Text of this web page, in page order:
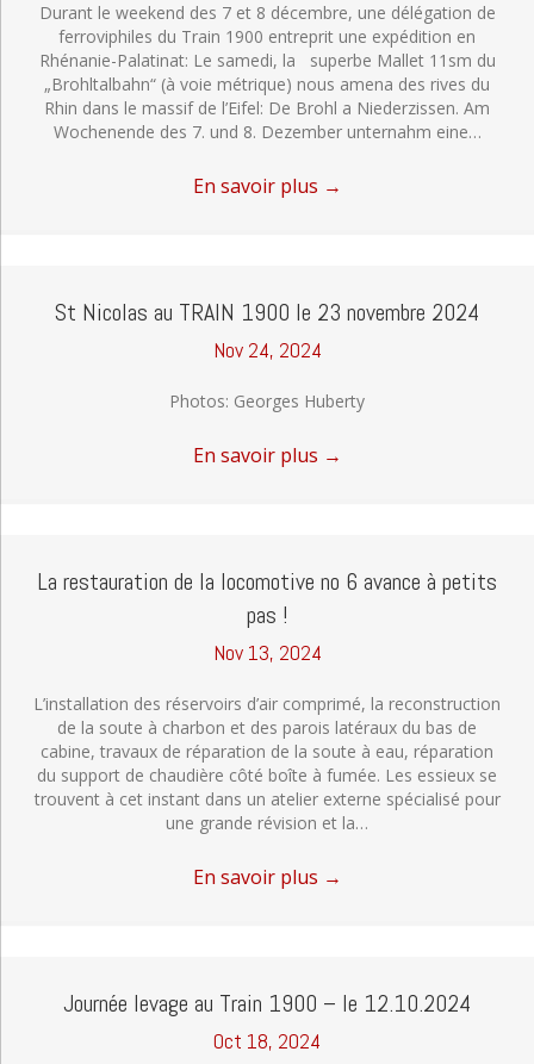
Durant le weekend des 7 et 8 décembre, une délégation de
ferroviphiles du Train 1900 entreprit une expédition en
Rhénanie-Palatinat: Le samedi, la superbe Mallet 11sm du
„Brohltalbahn“ (à voie métrique) nous amena des rives du
Rhin dans le massif de l’Eifel: De Brohl a Niederzissen. Am
Wochenende des 7. und 8. Dezember unternahm eine…
En savoir plus →
St Nicolas au TRAIN 1900 le 23 novembre 2024
Nov 24, 2024
Photos: Georges Huberty
En savoir plus →
La restauration de la locomotive no 6 avance à petits
pas !
Nov 13, 2024
L’installation des réservoirs d’air comprimé, la reconstruction
de la soute à charbon et des parois latéraux du bas de
cabine, travaux de réparation de la soute à eau, réparation
du support de chaudière côté boîte à fumée. Les essieux se
trouvent à cet instant dans un atelier externe spécialisé pour
une grande révision et la…
En savoir plus →
Journée levage au Train 1900 – le 12.10.2024
Oct 18, 2024